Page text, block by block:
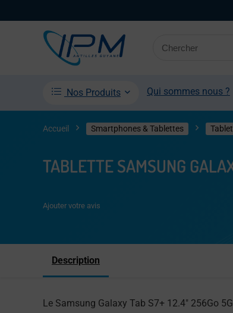
Nos Produits Qui sommes nous ?
Accueil Smartphones & Tablettes
TABLETTE SAMSUNG
Ajouter votre avis
Description
Le Samsung Galaxy Tab S7+ 12.4″ 256Go